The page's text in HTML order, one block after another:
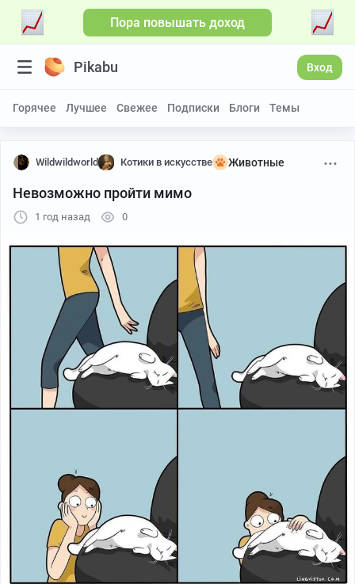
Пора повышать доход
Pikabu Вход
Горячее Лучшее Свежее Подписки Блоги Темы
Wildwildworld Котики в искусстве Животные
Невозможно пройти мимо
1 год назад 0